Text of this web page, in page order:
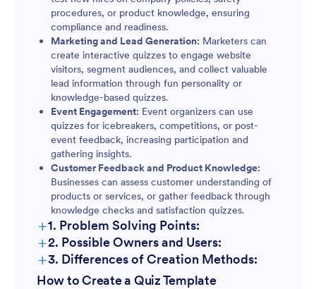
procedures, or product knowledge, ensuring
compliance and readiness.
Marketing and Lead Generation: Marketers can
create interactive quizzes to engage website
visitors, segment audiences, and collect valuable
lead information through fun personality or
knowledge-based quizzes.
Event Engagement: Event organizers can use
quizzes for icebreakers, competitions, or post-
event feedback, increasing participation and
gathering insights.
Customer Feedback and Product Knowledge:
Businesses can assess customer understanding of
products or services, or gather feedback through
knowledge checks and satisfaction quizzes.
+1. Problem Solving Points:
+2. Possible Owners and Users:
+3. Differences of Creation Methods:
Educational Quizzes:
How to Create a Quiz Template